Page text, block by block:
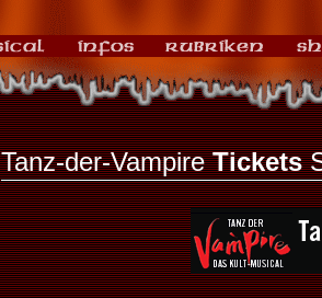
Tanz-der-VampireTickets